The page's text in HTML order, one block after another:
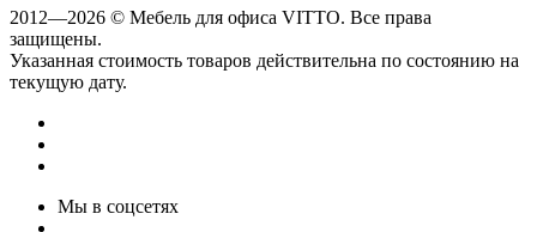
2012—2026 © Мебель для офиса VITTO. Все права
защищены.
Указанная стоимость товаров действительна по состоянию на
текущую дату.
Мы в соцсетях